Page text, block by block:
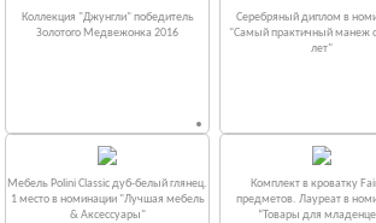
Коллекция "Джунгли" победитель
Золотого Медвежонка 2016
Серебряный диплом в
"Самый практичный манеж
лет"
Мебель Polini Classic дуб-белый глянец.
1 место в номинации "Лучшая мебель
& Аксессуары"
Комплект в кроватку
предметов. Лауреат в
“Товары для